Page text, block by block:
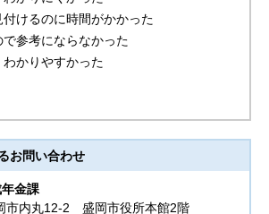
付けるのに時間がかかった
参考にならなかった
かりやすかった
お問い合わせ
金課
内丸12-2 盛岡市役所本館2階